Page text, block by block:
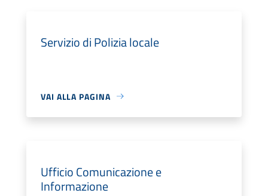
Servizio di Polizia locale
VAI ALLA PAGINA
Ufficio Comunicazione e
Informazione